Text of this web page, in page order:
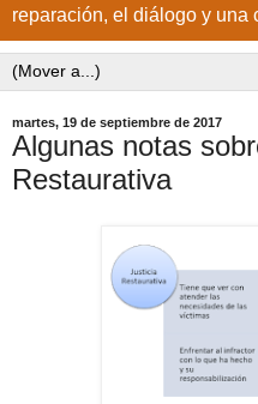
reparación, el diálogo y una
martes, 19 de septiembre de 2017
Algunas notas
Restaurativa